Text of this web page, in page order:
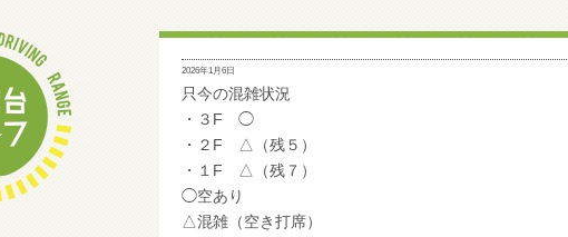
2026年1月6日
只今の混雑状況
・３F ◯
・２F △（残５）
・１F △（残７）
◯空あり
△混雑（空き打席）